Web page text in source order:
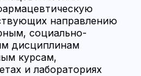
направлению
социально-
дисциплинам
курсам,
и лабораториях